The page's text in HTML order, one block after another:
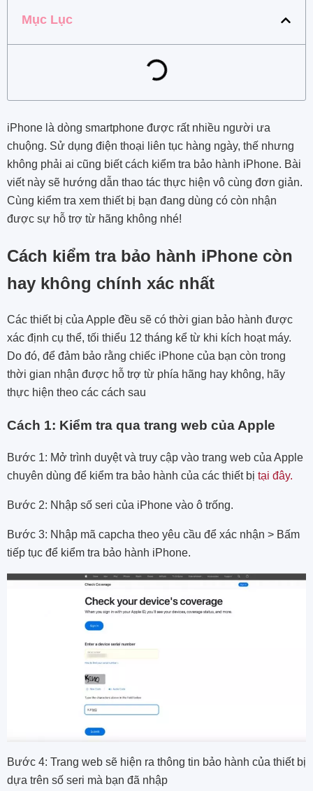
Mục Lục
iPhone là dòng smartphone được rất nhiều người ưa
chuộng. Sử dụng điện thoại liên tục hàng ngày, thế nhưng
không phải ai cũng biết cách kiểm tra bảo hành iPhone. Bài
viết này sẽ hướng dẫn thao tác thực hiện vô cùng đơn giản.
Cùng kiểm tra xem thiết bị bạn đang dùng có còn nhận
được sự hỗ trợ từ hãng không nhé!
Cách kiểm tra bảo hành iPhone còn
hay không chính xác nhất
Các thiết bị của Apple đều sẽ có thời gian bảo hành được
xác định cụ thể, tối thiểu 12 tháng kể từ khi kích hoạt máy.
Do đó, để đảm bảo rằng chiếc iPhone của bạn còn trong
thời gian nhận được hỗ trợ từ phía hãng hay không, hãy
thực hiện theo các cách sau
Cách 1: Kiểm tra qua trang web của Apple
Bước 1: Mở trình duyệt và truy cập vào trang web của Apple
chuyên dùng để kiểm tra bảo hành của các thiết bị tại đây.
Bước 2: Nhập số seri của iPhone vào ô trống.
Bước 3: Nhập mã capcha theo yêu cầu để xác nhận > Bấm
tiếp tục để kiểm tra bảo hành iPhone.
Bước 4: Trang web sẽ hiện ra thông tin bảo hành của thiết bị
dựa trên số seri mà bạn đã nhập